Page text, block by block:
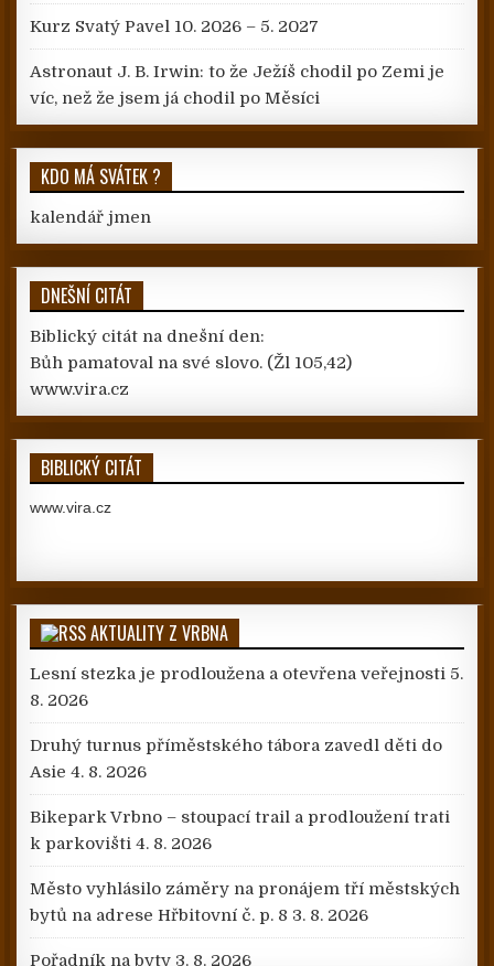
Kurz Svatý Pavel 10. 2026 – 5. 2027
Astronaut J. B. Irwin: to že Ježíš chodil po Zemi je
víc, než že jsem já chodil po Měsíci
KDO MÁ SVÁTEK ?
kalendář jmen
DNEŠNÍ CITÁT
Biblický citát na dnešní den:
Bůh pamatoval na své slovo. (Žl 105,42)
www.vira.cz
BIBLICKÝ CITÁT
www.vira.cz
AKTUALITY Z VRBNA
Lesní stezka je prodloužena a otevřena veřejnosti 5.
8. 2026
Druhý turnus příměstského tábora zavedl děti do
Asie 4. 8. 2026
Bikepark Vrbno – stoupací trail a prodloužení trati
k parkovišti 4. 8. 2026
Město vyhlásilo záměry na pronájem tří městských
bytů na adrese Hřbitovní č. p. 8 3. 8. 2026
Pořadník na byty 3. 8. 2026